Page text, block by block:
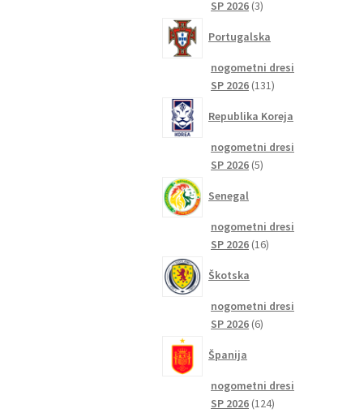
SP 2026 33
Portugalska
nogometni dresi
SP 2026 131131
Republika Koreja
nogometni dresi
SP 2026 55
Senegal
nogometni dresi
SP 2026 1616
Škotska
nogometni dresi
SP 2026 66
Španija
nogometni dresi
SP 2026 124124